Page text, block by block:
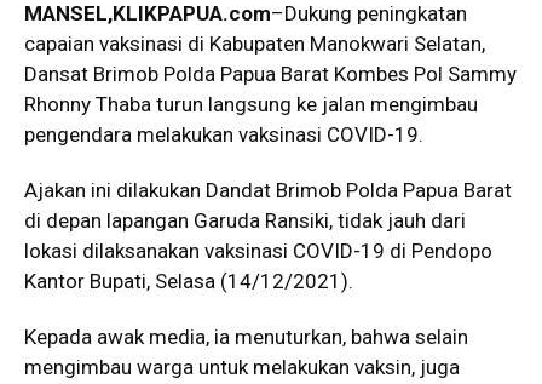
MANSEL,KLIKPAPUA.com–Dukung peningkatan
capaian vaksinasi di Kabupaten Manokwari Selatan,
Dansat Brimob Polda Papua Barat Kombes Pol Sammy
Rhonny Thaba turun langsung ke jalan mengimbau
pengendara melakukan vaksinasi COVID-19.
Ajakan ini dilakukan Dandat Brimob Polda Papua Barat
di depan lapangan Garuda Ransiki, tidak jauh dari
lokasi dilaksanakan vaksinasi COVID-19 di Pendopo
Kantor Bupati, Selasa (14/12/2021).
Kepada awak media, ia menuturkan, bahwa selain
mengimbau warga untuk melakukan vaksin, juga